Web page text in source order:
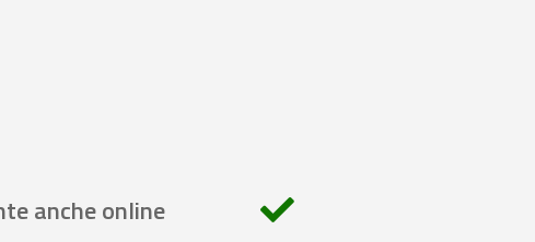
anche online